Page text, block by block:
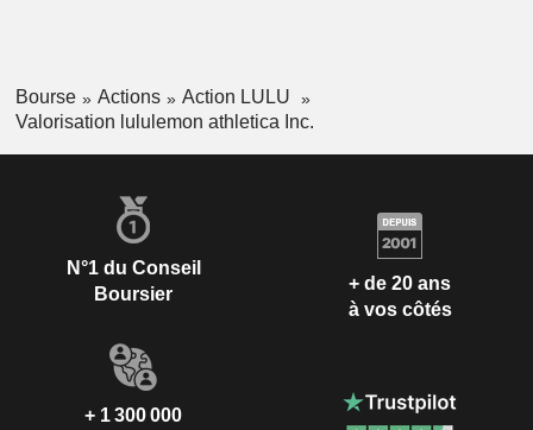
Bourse Actions
Action LULU
Valorisation lululemon athletica Inc.
N°1 du Conseil
Boursier
+ de 20 ans
à vos côtés
+ 1 300 000